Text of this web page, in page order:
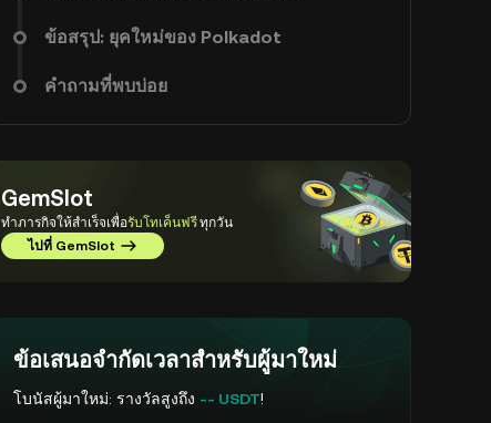
ข้อสรุป: ยุคใหม่ของ Polkadot
คำถามที่พบบ่อย
GemSlot
ทำภารกิจให้สำเร็จเพื่อรับโทเค็นฟรีทุกวัน
ไปที่ GemSlot
ข้อเสนอจำกัดเวลาสำหรับผู้มาใหม่
โบนัสผู้มาใหม่: รางวัลสูงถึง -- USDT!